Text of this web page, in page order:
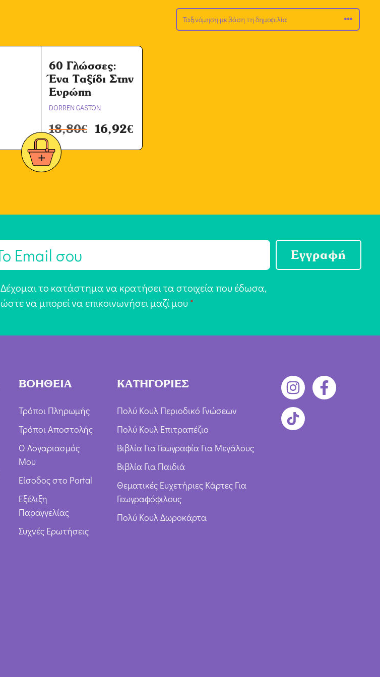
60 Γλώσσες:
Ένα Ταξίδι Στην
Ευρώπη
DORREN GASTON
18,80€ 16,92€
Δέχομαι το κατάστημα να κρατήσει τα στοιχεία που έδωσα,
ώστε να μπορεί να επικοινωνήσει μαζί μου *
Εγγραφή
ΒΟΗΘΕΙΑ
Τρόποι Πληρωμής
Τρόποι Αποστολής
Ο Λογαριασμός
Μου
Είσοδος στο Portal
Εξέλιξη
Παραγγελίας
Συχνές Ερωτήσεις
ΚΑΤΗΓΟΡΙΕΣ
Πολύ Κουλ Περιοδικό Γνώσεων
Πολύ Κουλ Επιτραπέζιο
Βιβλία Για Γεωγραφία Για Μεγάλους
Βιβλία Για Παιδιά
Θεματικές Ευχετήριες Κάρτες Για
Γεωγραφόφιλους
Πολύ Κουλ Δωροκάρτα